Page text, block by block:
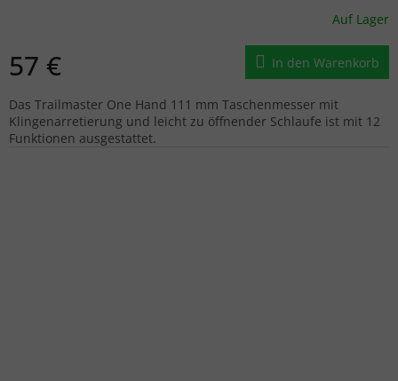
Auf Lager
57 € In den Warenkorb
Das Trailmaster One Hand 111 mm Taschenmesser mit
Klingenarretierung und leicht zu öffnender Schlaufe ist mit 12
Funktionen ausgestattet.